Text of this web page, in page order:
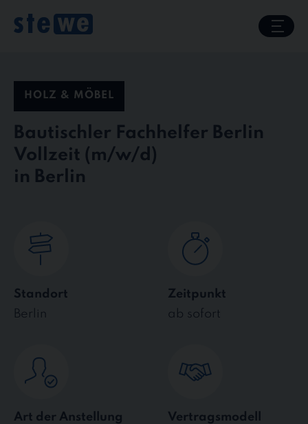
content
HOLZ & MÖBEL
Bautischler Fachhelfer Berlin
Vollzeit
in Berlin
Standort
Berlin
Zeitpunkt
ab sofort
Art der Anstellung
Vertragsmodell